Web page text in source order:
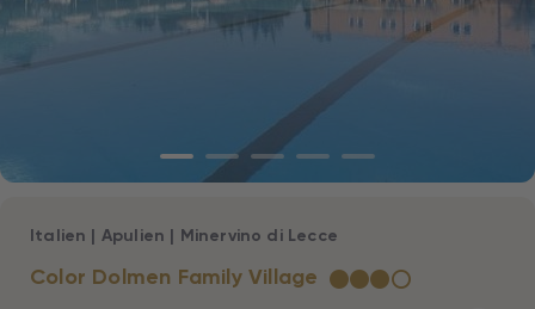
Color Dolmen Family Village ★★★☆
Italien | Apulien | Minervino di Lecce